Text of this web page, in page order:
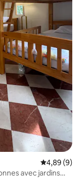
Évaluation
4,89 (9)
avec jardins